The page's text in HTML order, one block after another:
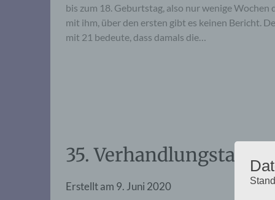
bis zum 18. Geburtstag, also nur wenige
mit ihm, über den ersten gibt es keinen Bericht.
mit 21 bedeute, dass damals die…
35. Verhandlungstag,
Erstellt am 9. Juni 2020